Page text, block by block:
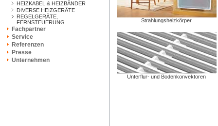
HEIZKABEL & HEIZBÄNDER
DIVERSE HEIZGERÄTE
REGELGERÄTE,
FERNSTEUERUNG
Fachpartner
Service
Referenzen
Presse
Unternehmen
Strahlungsheizkörper
Unterflur- und Bodenkonvektoren